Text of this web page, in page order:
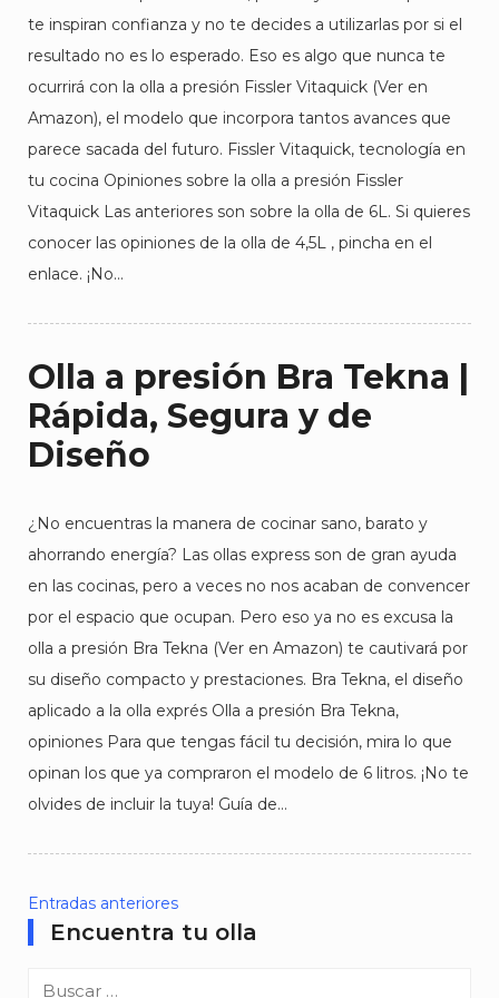
te inspiran confianza y no te decides a utilizarlas por si el
resultado no es lo esperado. Eso es algo que nunca te
ocurrirá con la olla a presión Fissler Vitaquick (Ver en
Amazon), el modelo que incorpora tantos avances que
parece sacada del futuro. Fissler Vitaquick, tecnología en
tu cocina Opiniones sobre la olla a presión Fissler
Vitaquick Las anteriores son sobre la olla de 6L. Si quieres
conocer las opiniones de la olla de 4,5L , pincha en el
enlace. ¡No…
Olla a presión Bra Tekna |
Rápida, Segura y de
Diseño
¿No encuentras la manera de cocinar sano, barato y
ahorrando energía? Las ollas express son de gran ayuda
en las cocinas, pero a veces no nos acaban de convencer
por el espacio que ocupan. Pero eso ya no es excusa la
olla a presión Bra Tekna (Ver en Amazon) te cautivará por
su diseño compacto y prestaciones. Bra Tekna, el diseño
aplicado a la olla exprés Olla a presión Bra Tekna,
opiniones Para que tengas fácil tu decisión, mira lo que
opinan los que ya compraron el modelo de 6 litros. ¡No te
olvides de incluir la tuya! Guía de…
Navegación
de
Entradas anteriores
Encuentra tu olla
Buscar: